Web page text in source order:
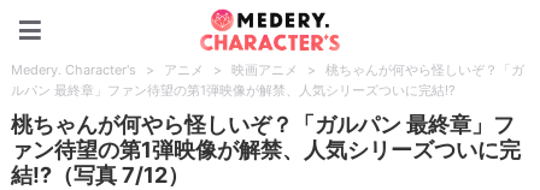
Medery. Character's > アニメ > 映画アニメ >
桃ちゃんが何やら怪しいぞ？「ガ
ルパン 最終章」ファン待望の第1弾映像が解禁、人気シリーズついに完結!?
桃ちゃんが何やら怪しいぞ？「ガルパン 最終章」フ
ァン待望の第1弾映像が解禁、人気シリーズついに完
結!?（写真 7/12）